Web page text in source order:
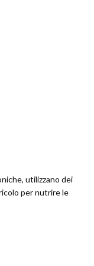
utilizzano dei
per nutrire le